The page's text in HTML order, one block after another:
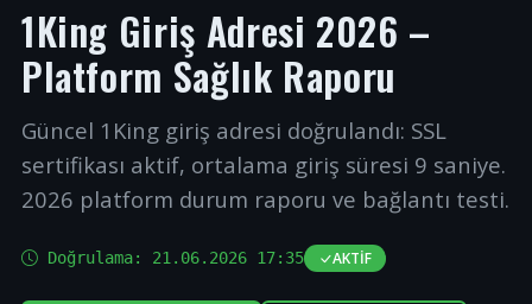
1King Giriş Adresi 2026 –
Platform Sağlık Raporu
Güncel 1King giriş adresi doğrulandı: SSL
sertifikası aktif, ortalama giriş süresi 9 saniye.
2026 platform durum raporu ve bağlantı testi.
Doğrulama: 21.06.2026 17:35 AKTIF